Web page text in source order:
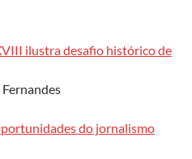
ilustra desafio histórico de
do jornalismo